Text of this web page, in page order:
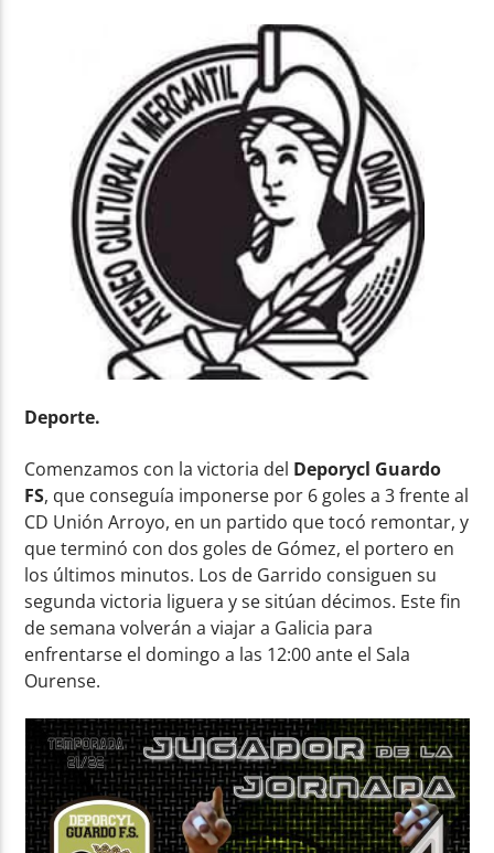
Deporte.
Comenzamos con la victoria del Deporycl Guardo
FS, que conseguía imponerse por 6 goles a 3 frente al
CD Unión Arroyo, en un partido que tocó remontar, y
que terminó con dos goles de Gómez, el portero en
los últimos minutos. Los de Garrido consiguen su
segunda victoria liguera y se sitúan décimos. Este fin
de semana volverán a viajar a Galicia para
enfrentarse el domingo a las 12:00 ante el Sala
Ourense.